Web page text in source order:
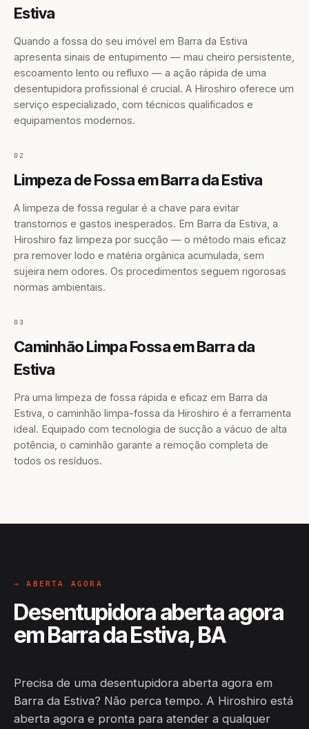
Estiva
Quando a fossa do seu imóvel em Barra da Estiva
apresenta sinais de entupimento — mau cheiro persistente,
escoamento lento ou refluxo — a ação rápida de uma
desentupidora profissional é crucial. A Hiroshiro oferece um
serviço especializado, com técnicos qualificados e
equipamentos modernos.
02
Limpeza de Fossa em Barra da Estiva
A limpeza de fossa regular é a chave para evitar
transtornos e gastos inesperados. Em Barra da Estiva, a
Hiroshiro faz limpeza por sucção — o método mais eficaz
pra remover lodo e matéria orgânica acumulada, sem
sujeira nem odores. Os procedimentos seguem rigorosas
normas ambientais.
03
Caminhão Limpa Fossa em Barra da
Estiva
Pra uma limpeza de fossa rápida e eficaz em Barra da
Estiva, o caminhão limpa-fossa da Hiroshiro é a ferramenta
ideal. Equipado com tecnologia de sucção a vácuo de alta
potência, o caminhão garante a remoção completa de
todos os resíduos.
→ ABERTA AGORA
Desentupidora aberta agora
em Barra da Estiva, BA
Precisa de uma desentupidora aberta agora em
Barra da Estiva? Não perca tempo. A Hiroshiro está
aberta agora e pronta para atender a qualquer